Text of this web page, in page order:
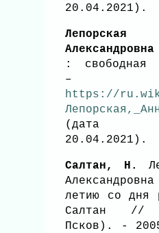
20.04.2021).
Александровна
: свободная
–
https://
(дата
20.04.2021).
Салтан, Н.
летию со дня
Салтан //
Псков). -